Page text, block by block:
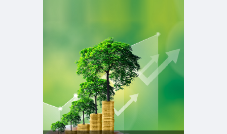
econômica e prosperidade ambiental requererá boa
governança num triplo sentido. Primeiramente,
demandará boas práticas de governança corporativa,
social e ambientalmente responsáveis (em linha com
a ideia de ESG), não apenas do setor privado, mas
também do terceiro setor e das organizações públicas.